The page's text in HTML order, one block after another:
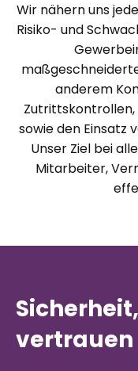
Wir nähern uns
Risiko- und
anderem
sowie den Einsatz
Unser Ziel bei
Mitarbeiter,
vertrauen